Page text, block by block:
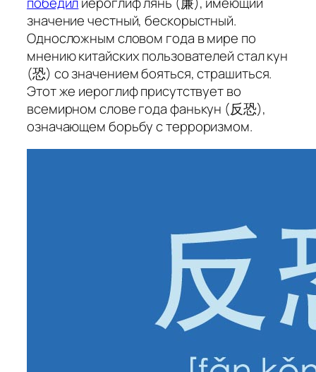
значениечестный, бескорыстный.
Односложным словом года в мире по
мнению китайских пользователей сталкун
(恐) со значениембояться, страшиться.
Этот же иероглиф присутствует во
всемирном слове годафанькун (反恐),
означающемборьбу с терроризмом.